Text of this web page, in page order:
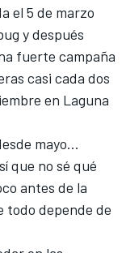
el 5 de marzo
y después
fuerte campaña
casi cada dos
en Laguna
mayo...
que no sé qué
antes de la
todo depende de